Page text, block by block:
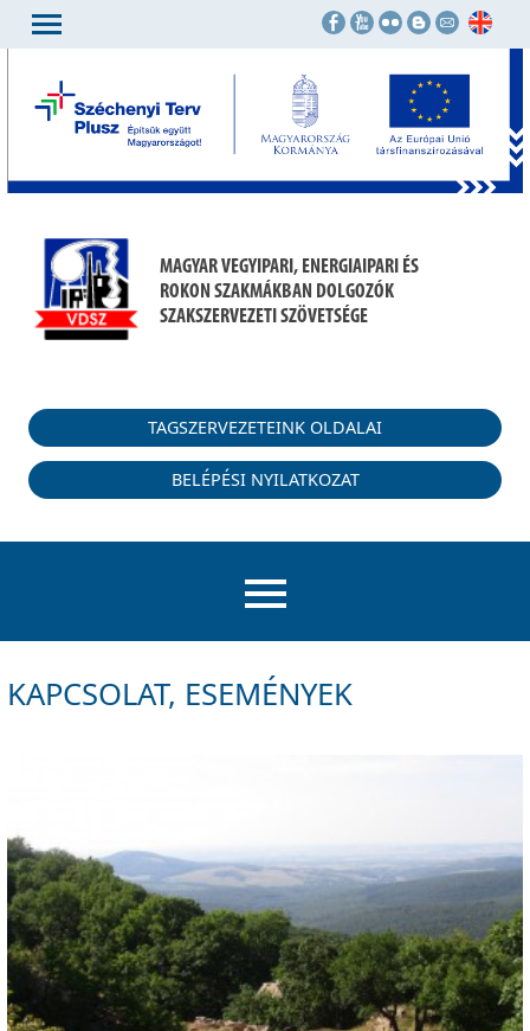
MAGYAR VEGYIPARI, ENERGIAIPARI ÉS
ROKON SZAKMÁKBAN DOLGOZÓK
SZAKSZERVEZETI SZÖVETSÉGE
TAGSZERVEZETEINK OLDALAI
BELÉPÉSI NYILATKOZAT
KAPCSOLAT, ESEMÉNYEK